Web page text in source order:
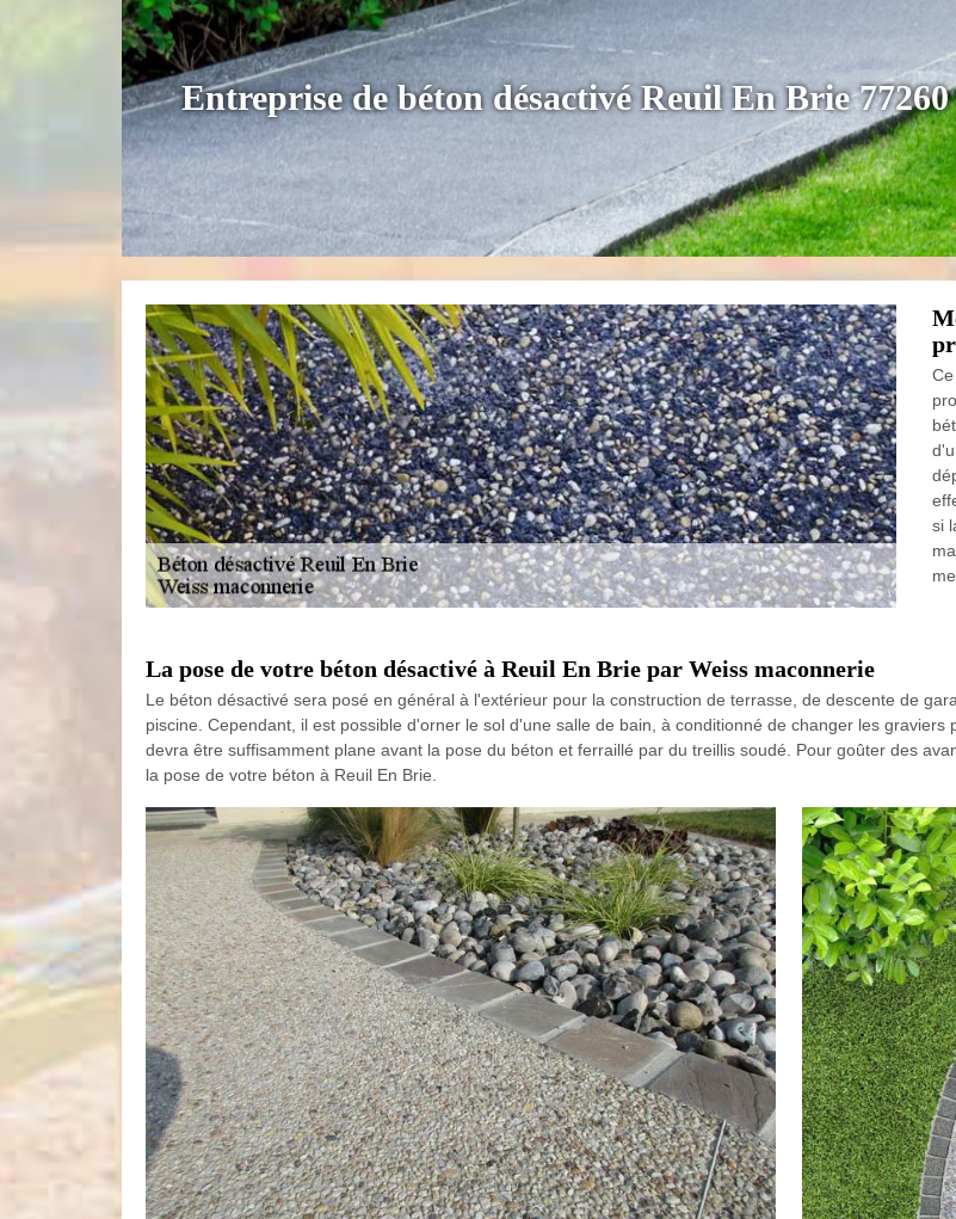
Entreprise de béton désactivé Reuil En Brie 77260
si
La pose de votre béton désactivé à Reuil En Brie par Weiss maconnerie
Le béton désactivé sera posé en général à l'extérieur pour la construction de terrasse, de descente de
piscine. Cependant, il est possible d'orner le sol d'une salle de bain, à conditionné de changer les
devra être suffisamment plane avant la pose du béton et ferraillé par du treillis soudé. Pour goûter des
la pose de votre béton à Reuil En Brie.